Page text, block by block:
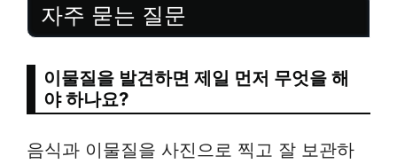
자주 묻는 질문
이물질을 발견하면 제일 먼저 무엇을 해
야 하나요?
음식과 이물질을 사진으로 찍고 잘 보관하